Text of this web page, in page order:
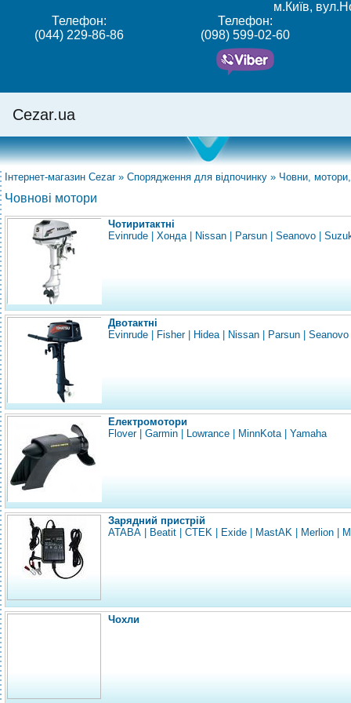
м.Київ,
Телефон:
(044) 229-86-86
Телефон:
(098) 599-02-60
Cezar.ua
Інтернет-магазин Cezar » Спорядження для відпочинку » Човни, мотори,
Човнові мотори
Чотиритактні
Evinrude
Хонда| Nissan Parsun Seanovo
Двотактні
Evinrude
Fisher| Hidea| Nissan Parsun Seanovo
Електромотори
Flover| Garmin Lowrance MinnKota| Yamaha
Зарядний пристрій
ATABA
Beatit CTEK Exide MastAK Merlion
Чохли